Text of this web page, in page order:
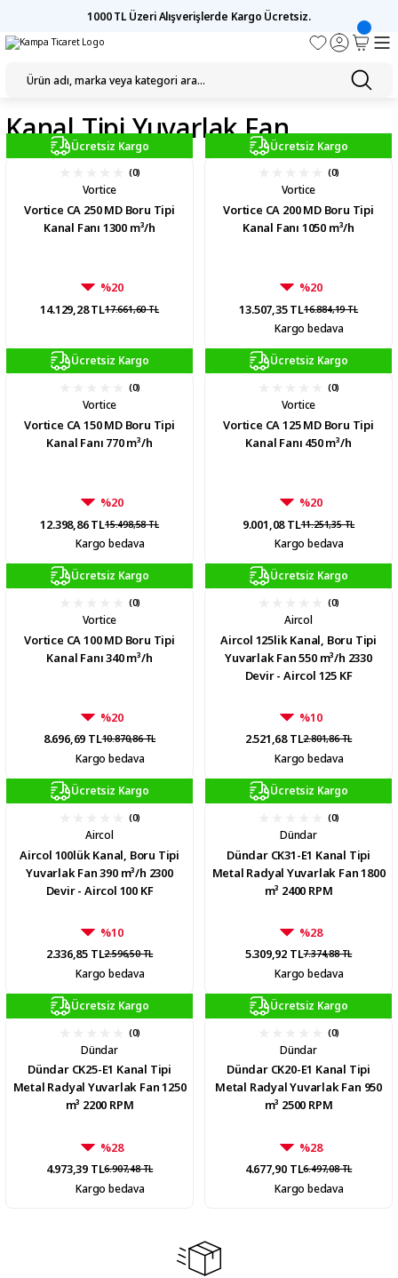
1000 TL Üzeri Alışverişlerde Kargo Ücretsiz.
Kanal Tipi Yuvarlak Fan
Ücretsiz Kargo
(0)
Vortice
Vortice CA 250 MD Boru Tipi
Kanal Fanı 1300 m³/h
%20
14.129,28 TL17.661,60 TL
Ücretsiz Kargo
(0)
Vortice
Vortice CA 200 MD Boru Tipi
Kanal Fanı 1050 m³/h
%20
13.507,35 TL16.884,19 TL
Kargo bedava
Ücretsiz Kargo
(0)
Vortice
Vortice CA 150 MD Boru Tipi
Kanal Fanı 770 m³/h
%20
12.398,86 TL15.498,58 TL
Kargo bedava
Ücretsiz Kargo
(0)
Vortice
Vortice CA 125 MD Boru Tipi
Kanal Fanı 450 m³/h
%20
9.001,08 TL11.251,35 TL
Kargo bedava
Ücretsiz Kargo
(0)
Vortice
Vortice CA 100 MD Boru Tipi
Kanal Fanı 340 m³/h
%20
8.696,69 TL10.870,86 TL
Kargo bedava
Ücretsiz Kargo
(0)
Aircol
Aircol 125lik Kanal, Boru Tipi
Yuvarlak Fan 550 m³/h 2330
Devir - Aircol 125 KF
%10
2.521,68 TL2.801,86 TL
Kargo bedava
Ücretsiz Kargo
(0)
Aircol
Aircol 100lük Kanal, Boru Tipi
Yuvarlak Fan 390 m³/h 2300
Devir - Aircol 100 KF
%10
2.336,85 TL2.596,50 TL
Kargo bedava
Ücretsiz Kargo
(0)
Dündar
Dündar CK31-E1 Kanal Tipi
Metal Radyal Yuvarlak Fan 1800
m³ 2400 RPM
%28
5.309,92 TL7.374,88 TL
Kargo bedava
Ücretsiz Kargo
(0)
Dündar
Dündar CK25-E1 Kanal Tipi
Metal Radyal Yuvarlak Fan 1250
m³ 2200 RPM
%28
4.973,39 TL6.907,48 TL
Kargo bedava
Ücretsiz Kargo
(0)
Dündar
Dündar CK20-E1 Kanal Tipi
Metal Radyal Yuvarlak Fan 950
m³ 2500 RPM
%28
4.677,90 TL6.497,08 TL
Kargo bedava